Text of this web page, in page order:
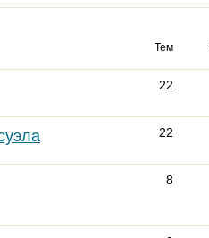
Тем
22
22
8